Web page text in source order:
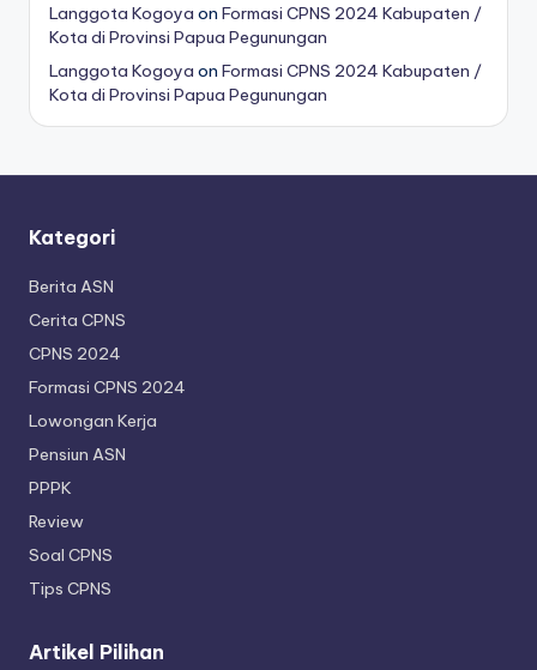
Langgota Kogoya on Formasi CPNS 2024 Kabupaten /
Kota di Provinsi Papua Pegunungan
Langgota Kogoya on Formasi CPNS 2024 Kabupaten /
Kota di Provinsi Papua Pegunungan
Kategori
Berita ASN
Cerita CPNS
CPNS 2024
Formasi CPNS 2024
Lowongan Kerja
Pensiun ASN
PPPK
Review
Soal CPNS
Tips CPNS
Artikel Pilihan